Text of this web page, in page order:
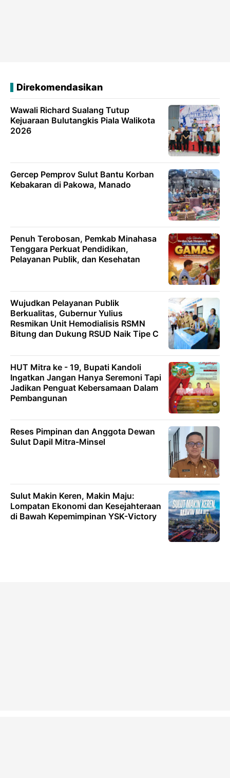
Direkomendasikan
Wawali Richard Sualang Tutup
Kejuaraan Bulutangkis Piala Walikota
2026
Gercep Pemprov Sulut Bantu Korban
Kebakaran di Pakowa, Manado
Penuh Terobosan, Pemkab Minahasa
Tenggara Perkuat Pendidikan,
Pelayanan Publik, dan Kesehatan
Wujudkan Pelayanan Publik
Berkualitas, Gubernur Yulius
Resmikan Unit Hemodialisis RSMN
Bitung dan Dukung RSUD Naik Tipe C
HUT Mitra ke - 19, Bupati Kandoli
Ingatkan Jangan Hanya Seremoni Tapi
Jadikan Penguat Kebersamaan Dalam
Pembangunan
Reses Pimpinan dan Anggota Dewan
Sulut Dapil Mitra-Minsel
Sulut Makin Keren, Makin Maju:
Lompatan Ekonomi dan Kesejahteraan
di Bawah Kepemimpinan YSK-Victory